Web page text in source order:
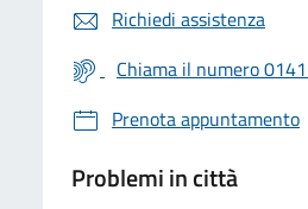
Richiedi assistenza
Chiama il numero
Prenota appuntamento
Problemi in città